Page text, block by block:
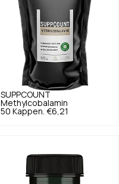
SUPPCOUNT
Methylcobalamin
50 Kappen. €6,21